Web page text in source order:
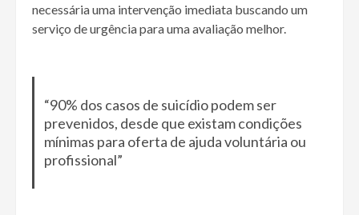
necessária uma intervenção imediata buscando um
serviço de urgência para uma avaliação melhor.
“90% dos casos de suicídio podem ser
prevenidos, desde que existam condições
mínimas para oferta de ajuda voluntária ou
profissional”